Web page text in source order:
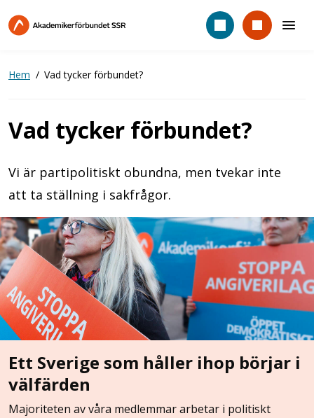
till
Hem Vad tycker förbundet?
Vad tycker förbundet?
Vi är partipolitiskt obundna, men tvekar inte
att ta ställning i sakfrågor.
Ett Sverige som håller ihop börjar i
välfärden
Majoriteten av våra medlemmar arbetar i politiskt